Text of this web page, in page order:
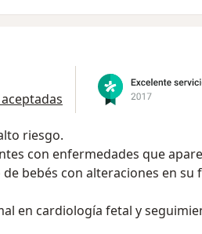
riesgo.
con enfermedades que
bebés con alteraciones en su
en cardiología fetal y